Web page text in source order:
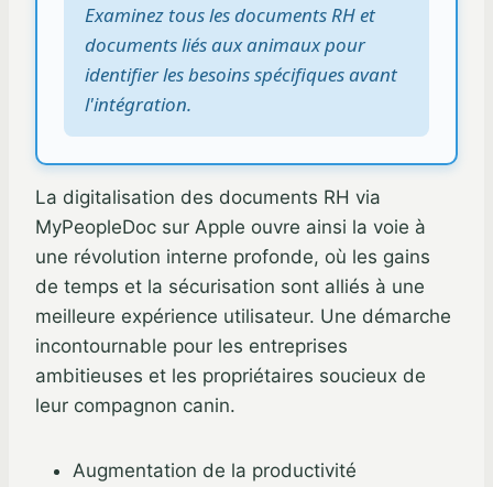
Examinez tous les documents RH et
documents liés aux animaux pour
identifier les besoins spécifiques avant
l'intégration.
La digitalisation des documents RH via
MyPeopleDoc sur Apple ouvre ainsi la voie à
une révolution interne profonde, où les gains
de temps et la sécurisation sont alliés à une
meilleure expérience utilisateur. Une démarche
incontournable pour les entreprises
ambitieuses et les propriétaires soucieux de
leur compagnon canin.
Augmentation de la productivité